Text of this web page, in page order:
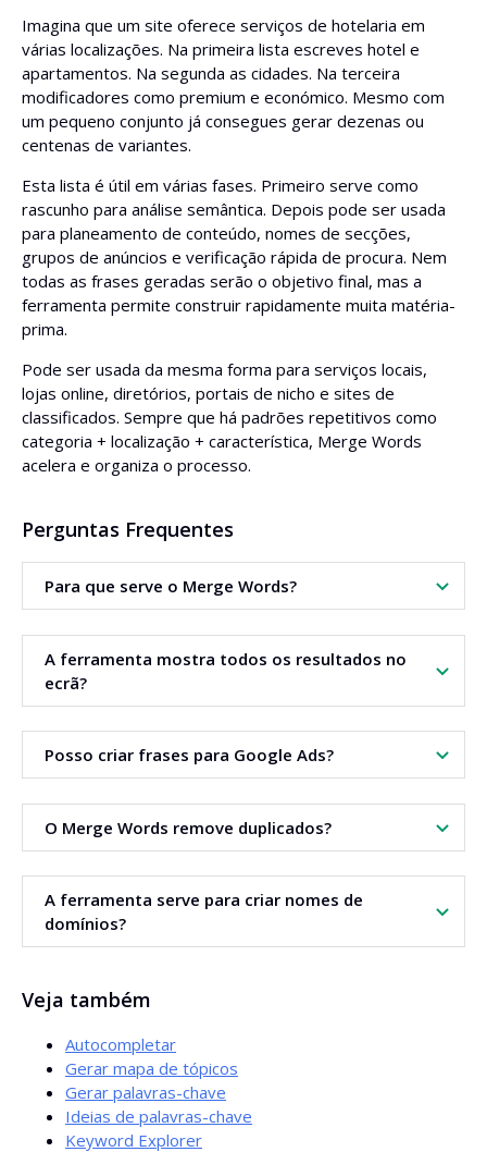
Imagina que um site oferece serviços de hotelaria em
várias localizações. Na primeira lista escreves hotel e
apartamentos. Na segunda as cidades. Na terceira
modificadores como premium e económico. Mesmo com
um pequeno conjunto já consegues gerar dezenas ou
centenas de variantes.
Esta lista é útil em várias fases. Primeiro serve como
rascunho para análise semântica. Depois pode ser usada
para planeamento de conteúdo, nomes de secções,
grupos de anúncios e verificação rápida de procura. Nem
todas as frases geradas serão o objetivo final, mas a
ferramenta permite construir rapidamente muita matéria-
prima.
Pode ser usada da mesma forma para serviços locais,
lojas online, diretórios, portais de nicho e sites de
classificados. Sempre que há padrões repetitivos como
categoria + localização + característica, Merge Words
acelera e organiza o processo.
Perguntas Frequentes
Para que serve o Merge Words?
Esta ferramenta serve para combinar várias listas de
palavras-chave em frases prontas para SEO, Google Ads
ou pesquisa de domínios.
A ferramenta mostra todos os resultados no
ecrã?
Não. No ecrã está disponível apenas a pré-visualização
dos primeiros 1000 resultados. Podes sempre copiar ou
exportar o resultado completo.
Posso criar frases para Google Ads?
Sim. A ferramenta tem formato de saída para Google Ads
e permite escolher tipos de correspondência.
O Merge Words remove duplicados?
Sim. Podes ativar a opção para remover resultados
duplicados e obter assim uma lista final mais limpa.
A ferramenta serve para criar nomes de
domínios?
espaços para rapidamente gerar variantes e junções
Veja também
Autocompletar
Gerar mapa de tópicos
Gerar palavras-chave
Ideias de palavras-chave
Keyword Explorer